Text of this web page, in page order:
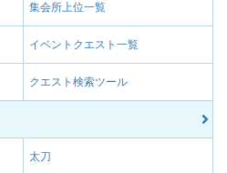
集会所上位一覧
イベントクエスト一覧
クエスト検索ツール
太刀